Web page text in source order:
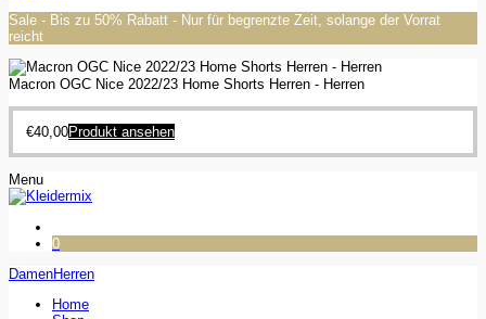
Sale - Bis zu 50% Rabatt - Nur für begrenzte Zeit, solange der Vorrat
reicht
Macron OGC Nice 2022/23 Home Shorts Herren - Herren
€40,00Produkt ansehen
Menu
0
DamenHerren
Home